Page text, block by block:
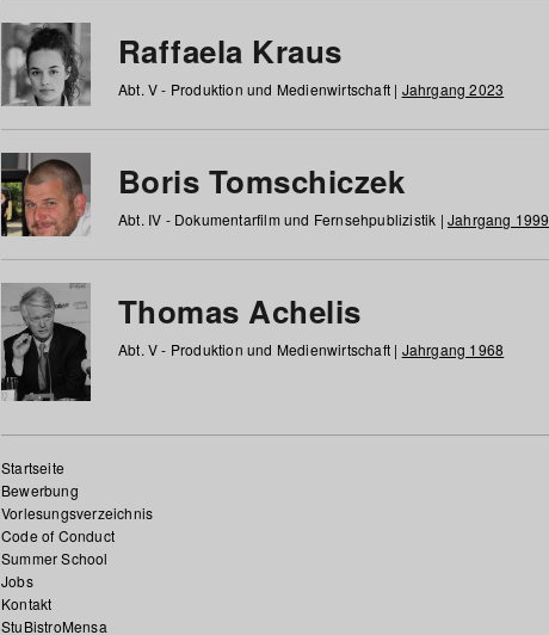
Raffaela Kraus
Abt. V - Produktion und Medienwirtschaft | Jahrgang 2023
Boris Tomschiczek
Abt. IV - Dokumentarfilm und Fernsehpublizistik | Jahrgang 1999
Thomas Achelis
Abt. V - Produktion und Medienwirtschaft | Jahrgang 1968
Startseite
Bewerbung
Vorlesungsverzeichnis
Code of Conduct
Summer School
Jobs
Kontakt
StuBistroMensa